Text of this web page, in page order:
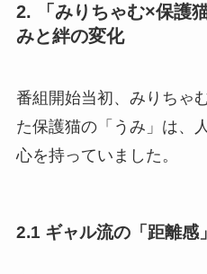
2. 「みりちゃむ×保護
みと絆の変化
番組開始当初、みりちゃ
た保護猫の「うみ」は、
心を持っていました。
2.1 ギャル流の「距離感